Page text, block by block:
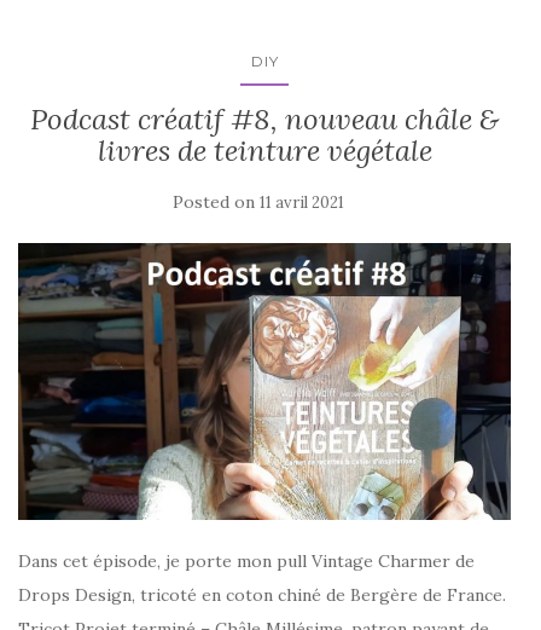
DIY
Podcast créatif #8, nouveau châle &
livres de teinture végétale
Posted on 11 avril 2021
Dans cet épisode, je porte mon pull Vintage Charmer de
Drops Design, tricoté en coton chiné de Bergère de France.